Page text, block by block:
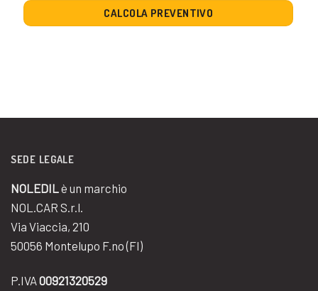
CALCOLA PREVENTIVO
SEDE LEGALE
NOLEDIL è un marchio
NOL.CAR S.r.l.
Via Viaccia, 210
50056 Montelupo F.no (FI)
P.IVA 00921320529